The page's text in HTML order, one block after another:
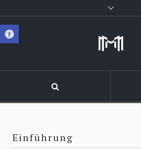
Werkzeugleiste öffnen
Einführung